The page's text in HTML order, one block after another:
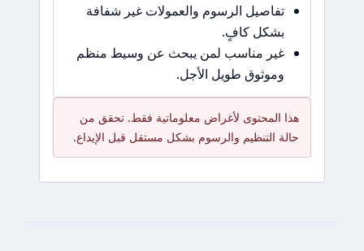
تفاصيل الرسوم والعمولات غير شفافة
بشكل كافٍ.
غير مناسب لمن يبحث عن وسيط منظم
وموثوق طويل الأجل.
هذا المحتوى لأغراض معلوماتية فقط. تحقق من
حالة التنظيم والرسوم بشكل مستقل قبل الإيداع.